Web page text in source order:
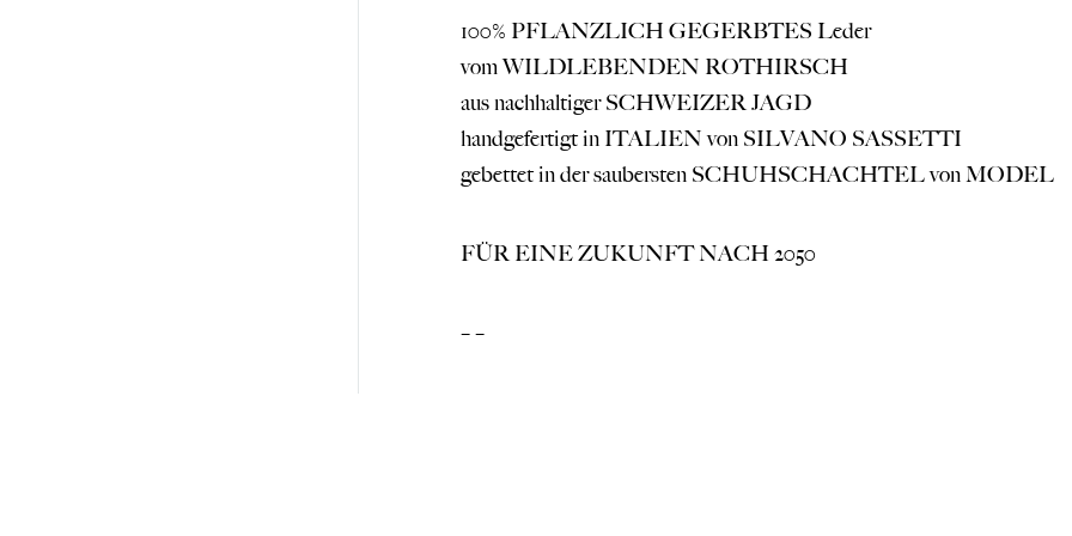
100% PFLANZLICH GEGERBTES Leder
vom WILDLEBENDEN ROTHIRSCH
aus nachhaltiger SCHWEIZER JAGD
handgefertigt in ITALIEN von SILVANO SASSETTI
gebettet in der saubersten SCHUHSCHACHTEL von MODEL
FÜR EINE ZUKUNFT NACH 2050
– –